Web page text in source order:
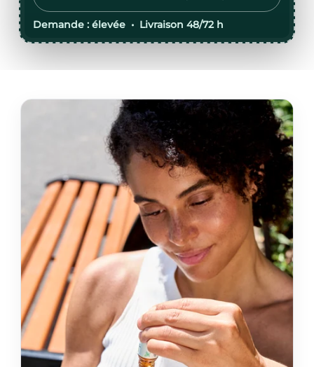
Demande :élevée • Livraison 48/72 h